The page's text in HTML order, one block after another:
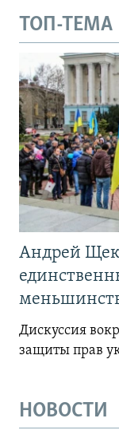
ТОП-ТЕМА
Андрей
Дискуссия
защиты прав
НОВОСТИ